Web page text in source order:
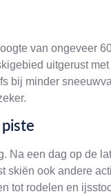
van ongeveer
uitgerust
bij minder
Na een dag op de
skiën ook andere
tot rodelen en